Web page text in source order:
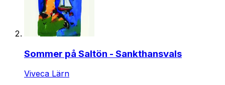
Sommer på Saltön - Sankthansvals
Viveca Lärn